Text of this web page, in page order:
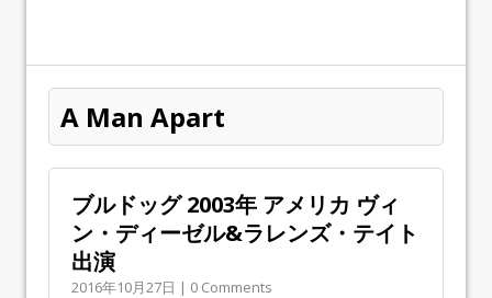
A Man Apart
ブルドッグ 2003年 アメリカ ヴィ
ン・ディーゼル&ラレンズ・テイト
出演
2016年10月27日 | 0 Comments